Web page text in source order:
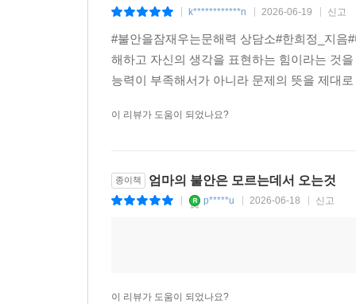
k************n 2026-06-19 신고
#불안을잠재우는문해력 상담소#한희정_지음
해하고 자신의 생각을 표현하는 힘이라는 것
능력이 부족해서가 아니라 문제의 뜻을 제대
이 리뷰가 도움이 되었나요?
종이책 엄마의 불안은 모르는데서 오는것
p*****u 2026-06-18 신고
이 리뷰가 도움이 되었나요?